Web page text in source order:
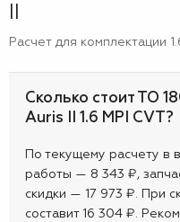
Расчет для комплектации
Сколько стоит ТО
Auris II 1.6 MPI CVT?
По текущему расчету в
работы — 8 343 ₽,
скидки — 17 973 ₽. При
составит 16 304 ₽.